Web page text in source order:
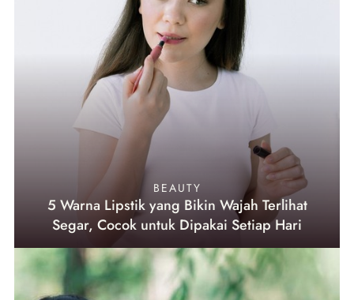
BEAUTY
5 Warna Lipstik yang Bikin Wajah Terlihat
Segar, Cocok untuk Dipakai Setiap Hari